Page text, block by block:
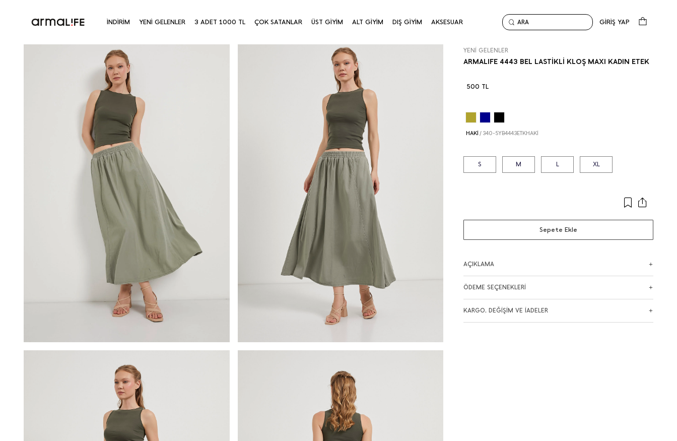
İNDİRİM YENİ GELENLER 3 ADET 1000 TL ÇOK SATANLAR ÜST GİYİM ALT GİYİM DIŞ GİYİM AKSESUAR ARA GİRİŞ YAP
YENİ GELENLER
ARMALIFE 4443 BEL LASTİKLİ KLOŞ MAXI KADIN ETEK
500 TL
S M L XL
HAKİ/ 340-5YB4443ETKHAKİ
Sepete Ekle
AÇIKLAMA
ÖDEME SEÇENEKLERİ
KARGO, DEĞİŞİM VE İADELER